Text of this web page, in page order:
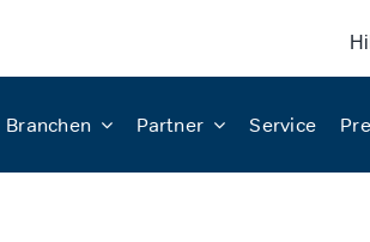
Branchen Partner Service